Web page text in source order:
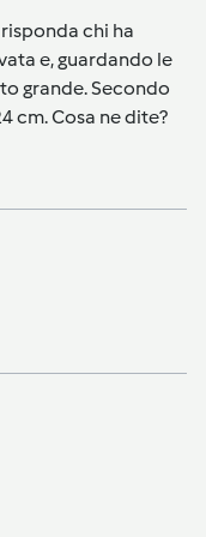
chi ha
e, guardando le
grande. Secondo
cm. Cosa ne dite?